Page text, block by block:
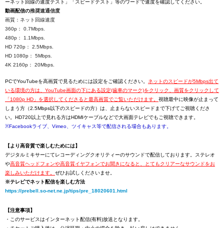
ーネット回線の速度テスト」「スピードテスト」等のワードで速度を確認してください。
動画配信の推奨速通信度
画質：ネット回線速度
360p： 0.7Mbps.
480p： 1.1Mbps.
HD 720p： 2.5Mbps.
HD 1080p： 5Mbps.
4K 2160p： 20Mbps.
PCでYouTubeを高画質で見るためには設定をご確認ください。 ネットのスピードが5Mbps出て
いる環境の方は、YouTube画面の下にある設定(歯車のマーク)をクリック、画質をクリックして
「1080p HD」を選択してくださると最高画質でご覧いただけます。 視聴最中に映像が止まって
しまう方（2.5Mbps以下のスピードの方）は、止まらないスピードまで下げてご視聴くださ
い。HD720以上で見れる方はHDMIケーブルなどで大画面テレビでもご視聴できます。
※Facebookライブ、Vimeo、ツイキャス等で配信される場合もあります。
【より高音質で楽しむためには】
デジタルミキサーにてレコーディングクオリティーのサウンドで配信しております。ステレオ
や高音質ヘッドフォンや高音質イヤフォンでお聞きになると、とてもクリアーなサウンドをお
楽しみいただけます。 ぜひお試しくださいませ。
※テレビでネット配信を楽しむ方法
https://prebell.so-net.ne.jp/tips/pre_18020601.html
【注意事項】
・このサービスはインターネット配信(有料)放送となります。